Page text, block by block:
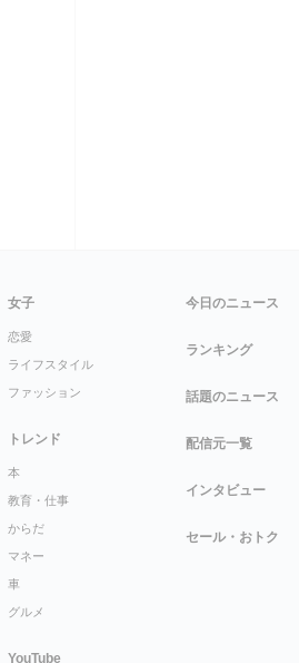
女子
恋愛
ライフスタイル
ファッション
トレンド
本
教育・仕事
からだ
マネー
車
グルメ
YouTube
今日のニュース
ランキング
話題のニュース
配信元一覧
インタビュー
セール・おトク